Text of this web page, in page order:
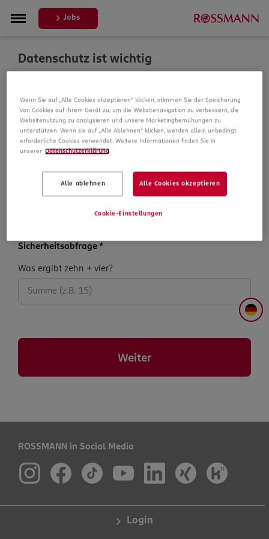
DE
Jobs
Datenschutz ist wichtig
verarbeiten wir Daten von Ihnen. In unseren
Datenschutzbestimmungen informieren wir Sie über die
Datenspeicherung und Ihre Rechte, bevor Sie mit Ihrer
Bewerbung fortfahren.
Datenschutz­hinweise
Datenschutzhinweise
Sicherheits­abfrage *
Sicherheits­
abfrage:
Was ergibt zehn + vier?
Weiter
ROSSMANN in Social Media
Login
Wenn Sie auf „Alle Cookies akzeptieren“ klicken, stimmen Sie der Speicherung
von Cookies auf Ihrem Gerät zu, um die Websitenavigation zu verbessern, die
Websitenutzung zu analysieren und unsere Marketingbemühungen zu
unterstützen. Wenn sie auf „Alle Ablehnen“ klicken, werden allein unbedingt
erforderliche Cookies verwendet. Weitere Informationen finden Sie in
unserer Datenschutzerklärung
Alle ablehnen Alle Cookies akzeptieren
Cookie-Einstellungen